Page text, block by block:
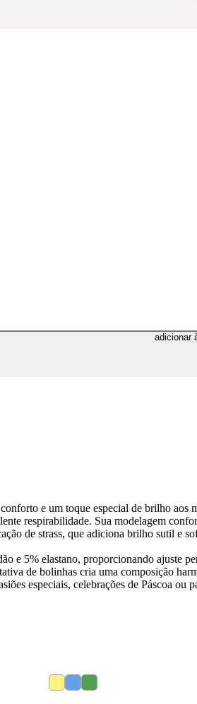
adicionar
e um toque especial de brilho aos
respirabilidade. Sua modelagem
de strass, que adiciona brilho sutil e
e 5% elastano, proporcionando ajuste
de bolinhas cria uma composição
especiais, celebrações de Páscoa ou